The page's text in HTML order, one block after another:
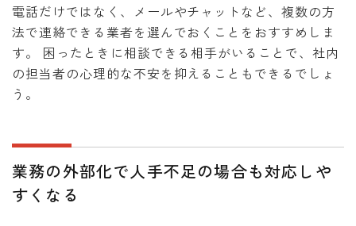
電話だけではなく、メールやチャットなど、複数の方
法で連絡できる業者を選んでおくことをおすすめしま
す。 困ったときに相談できる相手がいることで、社内
の担当者の心理的な不安を抑えることもできるでしょ
う。
業務の外部化で人手不足の場合も対応しや
すくなる